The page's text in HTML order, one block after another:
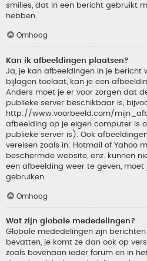
smilies, dat in een bericht gebruikt
hebben.
Omhoog
Kan ik afbeeldingen plaatsen?
Ja, je kan afbeeldingen in je bericht
bijlagen toelaat, kan je een
Anders moet je er voor zorgen dat
publieke server beschikbaar is,
http://www.voorbeeld.com/
afbeelding op je eigen computer is
publieke server is). Ook
vereisen zoals in: Hotmail of Yahoo
beschermde website, enz. kunnen
een afbeelding weer te geven, moet
gebruiken.
Omhoog
Wat zijn globale mededelingen?
Globale mededelingen zijn
bevatten, je komt ze dan ook op
zoals bovenaan ieder forum en in